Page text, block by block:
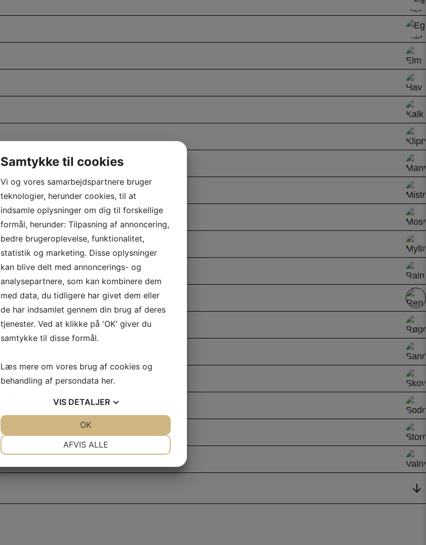
Samtykke til cookies
Vi og vores samarbejdspartnere bruger
teknologier, herunder cookies, til at
indsamle oplysninger om dig til forskellige
formål, herunder: Tilpasning af annoncering,
bedre brugeroplevelse, funktionalitet,
statistik og marketing. Disse oplysninger
kan blive delt med annoncerings- og
analysepartnere, som kan kombinere dem
med data, du tidligere har givet dem eller
de har indsamlet gennem din brug af deres
tjenester. Ved at klikke på 'OK' giver du
samtykke til disse formål.
Læs mere om vores brug af cookies og
behandling af persondata her.
VIS DETALJER
AFVIS ALLE
OK